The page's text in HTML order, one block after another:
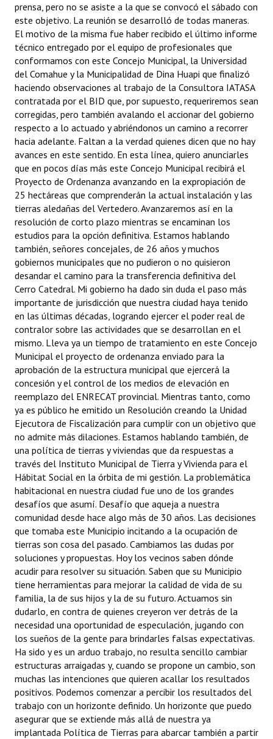
Banca del Vecino - Registro
Huéspedes de Honor - Registro
Antiguos Pobladores - Registro
Reconocimientos - Registro
Bariloche, Municipio intercultural
Entrega de distinciones
REFORMA DE LA CARTA ORGÁNICA
prensa, pero no se asiste a la que se convocó el sábado con
este objetivo. La reunión se desarrolló de todas maneras.
El motivo de la misma fue haber recibido el último informe
técnico entregado por el equipo de profesionales que
conformamos con este Concejo Municipal, la Universidad
del Comahue y la Municipalidad de Dina Huapi que finalizó
haciendo observaciones al trabajo de la Consultora IATASA
contratada por el BID que, por supuesto, requeriremos sean
corregidas, pero también avalando el accionar del gobierno
respecto a lo actuado y abriéndonos un camino a recorrer
hacia adelante. Faltan a la verdad quienes dicen que no hay
avances en este sentido. En esta línea, quiero anunciarles
que en pocos días más este Concejo Municipal recibirá el
Proyecto de Ordenanza avanzando en la expropiación de
25 hectáreas que comprenderán la actual instalación y las
tierras aledañas del Vertedero. Avanzaremos así en la
resolución de corto plazo mientras se encaminan los
estudios para la opción definitiva. Estamos hablando
también, señores concejales, de 26 años y muchos
gobiernos municipales que no pudieron o no quisieron
desandar el camino para la transferencia definitiva del
Cerro Catedral. Mi gobierno ha dado sin duda el paso más
importante de jurisdicción que nuestra ciudad haya tenido
en las últimas décadas, logrando ejercer el poder real de
contralor sobre las actividades que se desarrollan en el
mismo. Lleva ya un tiempo de tratamiento en este Concejo
Municipal el proyecto de ordenanza enviado para la
aprobación de la estructura municipal que ejercerá la
concesión y el control de los medios de elevación en
reemplazo del ENRECAT provincial. Mientras tanto, como
ya es público he emitido un Resolución creando la Unidad
Ejecutora de Fiscalización para cumplir con un objetivo que
no admite más dilaciones. Estamos hablando también, de
una política de tierras y viviendas que da respuestas a
través del Instituto Municipal de Tierra y Vivienda para el
Hábitat Social en la órbita de mi gestión. La problemática
habitacional en nuestra ciudad fue uno de los grandes
desafíos que asumí. Desafío que aqueja a nuestra
comunidad desde hace algo más de 30 años. Las decisiones
que tomaba este Municipio incitando a la ocupación de
tierras son cosa del pasado. Cambiamos las dudas por
soluciones y propuestas. Hoy los vecinos saben dónde
acudir para resolver su situación. Saben que su Municipio
tiene herramientas para mejorar la calidad de vida de su
familia, la de sus hijos y la de su futuro. Actuamos sin
dudarlo, en contra de quienes creyeron ver detrás de la
necesidad una oportunidad de especulación, jugando con
los sueños de la gente para brindarles falsas expectativas.
Ha sido y es un arduo trabajo, no resulta sencillo cambiar
estructuras arraigadas y, cuando se propone un cambio, son
muchas las intenciones que quieren acallar los resultados
positivos. Podemos comenzar a percibir los resultados del
trabajo con un horizonte definido. Un horizonte que puedo
asegurar que se extiende más allá de nuestra ya
implantada Política de Tierras para abarcar también a partir